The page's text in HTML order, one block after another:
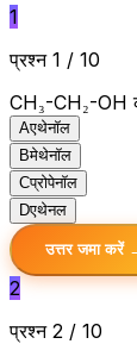
1
प्रश्न 1 / 10
CH₃-CH₂-OH
Aएथेनॉल
Bमेथेनॉल
Cप्रोपेनॉल
Dएथेनल
उत्तर जमा करें
2
प्रश्न 2 / 10